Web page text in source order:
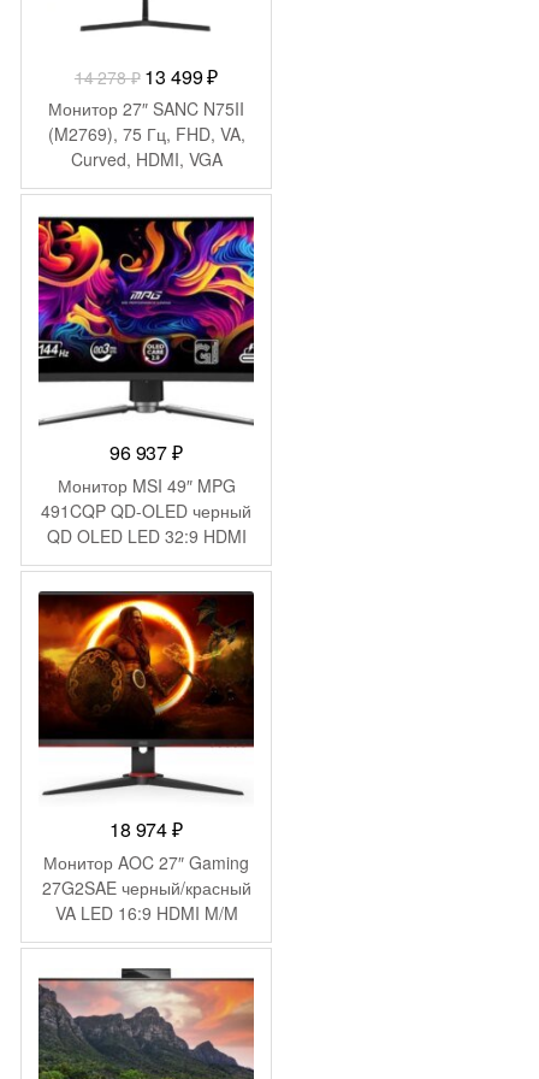
14 278₽ Первоначальная
цена
составляла
14
278 ₽.
13 499₽Текущая
цена:
13
499 ₽.
Монитор 27″ SANC N75II
(M2769), 75 Гц, FHD, VA,
Curved, HDMI, VGA
96 937₽
Монитор MSI 49″ MPG
491CQP QD-OLED черный
QD OLED LED 32:9 HDMI
матовая HAS Piv 250cd
178гр/178гр 5120×1440
144Hz DP DQ USB 10.3кг
18 974₽
Монитор AOC 27″ Gaming
27G2SAE черный/красный
VA LED 16:9 HDMI M/M
матовая 350cd
178гр/178гр 1920×1080
165Hz FreeSync Premium
VGA DP FHD 4.63кг